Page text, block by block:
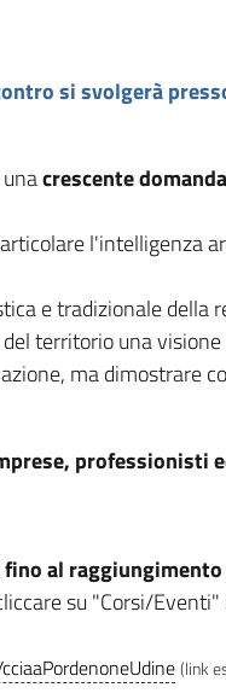
si svolgerà
crescente domanda
l'intelligenza
e tradizionale
territorio una
ma dimostrare
professionisti
al
su "Corsi/
(link